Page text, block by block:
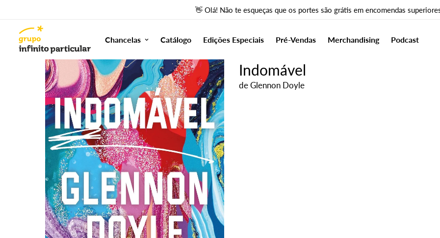
👋 Olá! Não te esqueças que os portes são grátis em encomendas
Chancelas Catálogo Edições Especiais Pré-Vendas Merchandising Podcast
Indomável
deGlennon Doyle